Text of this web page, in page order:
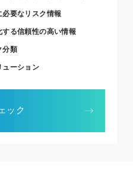
必要なリスク情報
する信頼性の高い情報
分類
ューション
ック